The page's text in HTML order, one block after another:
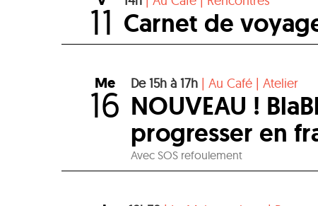
11 Carnet de
Me
16 De 15h à 17h | Au Café | Atelier
NOUVEAU !
progresser en
Avec SOS refoulement